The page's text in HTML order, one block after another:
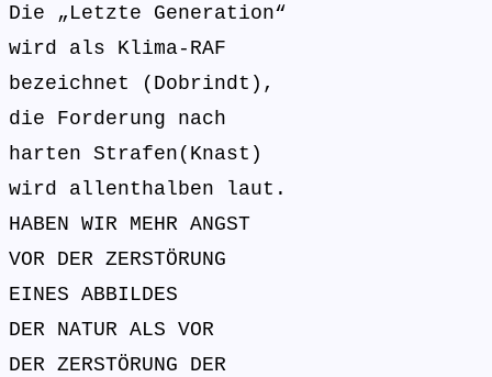
Die „Letzte Generation“
wird als Klima-RAF
bezeichnet (Dobrindt),
die Forderung nach
harten Strafen(Knast)
wird allenthalben laut.
HABEN WIR MEHR ANGST
VOR DER ZERSTÖRUNG
EINES ABBILDES
DER NATUR ALS VOR
DER ZERSTÖRUNG DER